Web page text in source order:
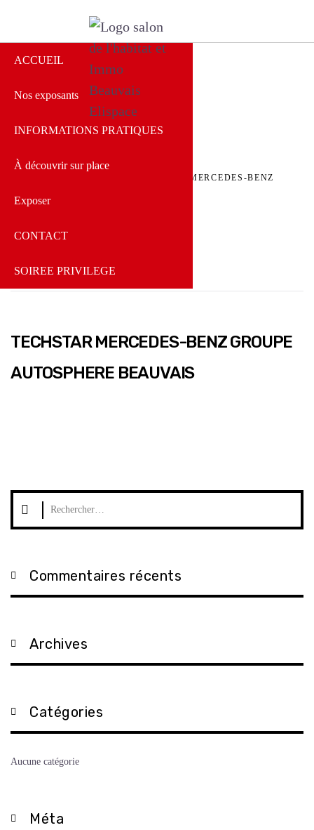
ACCUEIL
Nos exposants
INFORMATIONS PRATIQUES
À découvrir sur place
Exposer
CONTACT
SOIREE PRIVILEGE
Salon de l'Habitat
Beauvais
TECHSTAR MERCEDES-BENZ
GROUPE AUTOSPHERE BEAUVAIS
Admin
TECHSTAR MERCEDES-BENZ GROUPE
AUTOSPHERE BEAUVAIS
Rechercher :
Commentaires récents
Archives
Catégories
Aucune catégorie
Méta